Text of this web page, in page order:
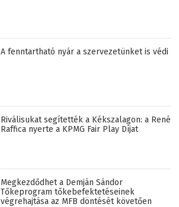
A fenntartható nyár a szervezetünket is védi
Riválisukat segítették a Kékszalagon: a René
Raffica nyerte a KPMG Fair Play Díjat
Megkezdődhet a Demján Sándor
Tőkeprogram tőkebefektetéseinek
végrehajtása az MFB döntését követően